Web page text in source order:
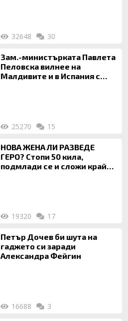
32648 30
Зам.-министърката Павлета
Пеловска вилнее на
Малдивите и в Испания с
25270 15
НОВА ЖЕНА ЛИ РАЗВЕДЕ
ГЕРО? Стопи 50 кила,
подмлади се и сложи край
19320 17
Петър Дочев би шута на
гаджето си заради
Александра Фейгин
16688 3